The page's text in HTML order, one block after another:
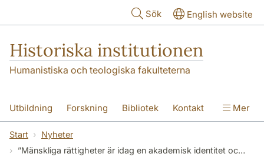
Sök English website
Historiska institutionen
Humanistiska och teologiska fakulteterna
Utbildning Forskning Bibliotek Kontakt
Om institutionen
Mer
Start
Nyheter
”Mänskliga rättigheter är idag en akademisk identitet och en profession”